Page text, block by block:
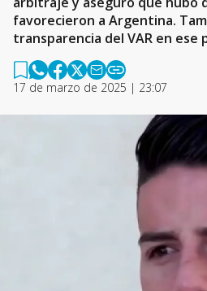
favorecieron a Argentina.
transparencia del VAR en ese
17 de marzo de 2025 | 23:07